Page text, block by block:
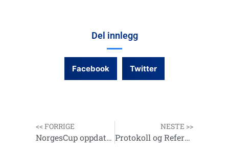
Del innlegg
Facebook Twitter
<< FORRIGE
NorgesCup oppdatert
NESTE >>
Protokoll og Referat fra GF/LF